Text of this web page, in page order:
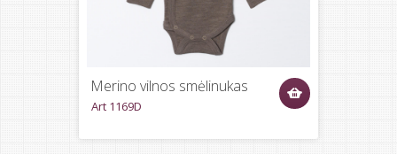
Merino vilnos smėlinukas
Art 1169D